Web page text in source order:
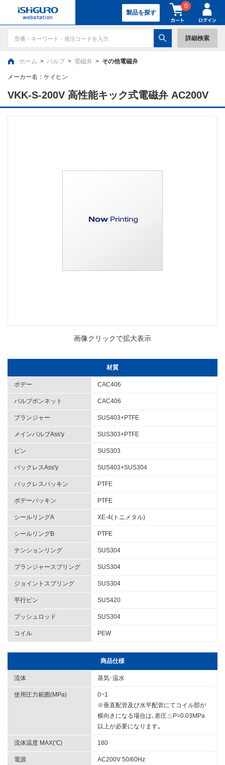
製品を探す
0
詳細検索
ホーム > バルブ > 電磁弁 > その他電磁弁
メーカー名： ケイヒン
VKK-S-200V 高性能キック式電磁弁 AC200V
画像クリックで拡大表示
材質
ボデー CAC406
バルブボンネット CAC406
プランジャー SUS403+PTFE
メインバルブAss'y SUS303+PTFE
ピン SUS303
パックレスAss'y SUS403+SUS304
パックレスパッキン PTFE
ボデーパッキン PTFE
シールリングA XE-4(トニメタル)
シールリングB PTFE
テンションリング SUS304
プランジャースプリング SUS304
ジョイントスプリング SUS304
平行ピン SUS420
プッシュロッド SUS304
コイル PEW
商品仕様
流体 蒸気･温水
使用圧力範囲(MPa)
0~1
※垂直配管及び水平配管にてコイル部が
横向きになる場合は､差圧△P=0.03MPa
以上が必要になります｡
流体温度 MAX(℃) 180
電源 AC200V 50/60Hz